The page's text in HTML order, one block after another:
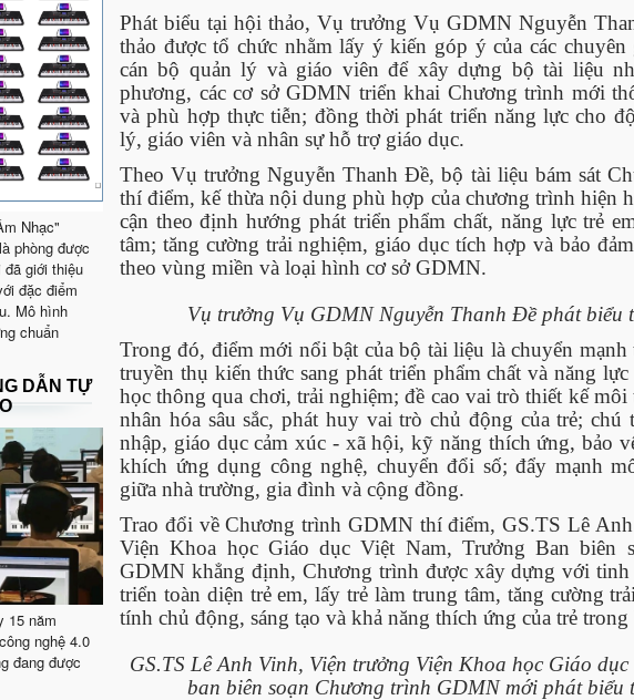
Nhạc"
phòng được
đã giới thiệu
đặc điểm
Mô hình
chuẩn
DẪN TỰ
15 năm
nghệ 4.0
đang được
Phát biểu tại hội thảo, Vụ trưởng Vụ GDMN Nguyễn
thảo được tổ chức nhằm lấy ý kiến góp ý của các chuyên
cán bộ quản lý và giáo viên để xây dựng bộ tài liệu
phương, các cơ sở GDMN triển khai Chương trình mới
và phù hợp thực tiễn; đồng thời phát triển năng lực cho
lý, giáo viên và nhân sự hỗ trợ giáo dục.
Theo Vụ trưởng Nguyễn Thanh Đề, bộ tài liệu bám sát
thí điểm, kế thừa nội dung phù hợp của chương trình hiện
cận theo định hướng phát triển phẩm chất, năng lực trẻ
tâm; tăng cường trải nghiệm, giáo dục tích hợp và bảo
theo vùng miền và loại hình cơ sở GDMN.
Vụ trưởng Vụ GDMN Nguyễn Thanh Đề phát biểu
Trong đó, điểm mới nổi bật của bộ tài liệu là chuyển mạnh
truyền thụ kiến thức sang phát triển phẩm chất và năng
học thông qua chơi, trải nghiệm; đề cao vai trò thiết kế môi
nhân hóa sâu sắc, phát huy vai trò chủ động của trẻ; chú
nhập, giáo dục cảm xúc - xã hội, kỹ năng thích ứng, bảo
khích ứng dụng công nghệ, chuyển đổi số; đẩy mạnh
giữa nhà trường, gia đình và cộng đồng.
Trao đổi về Chương trình GDMN thí điểm, GS.TS Lê
Viện Khoa học Giáo dục Việt Nam, Trưởng Ban biên
GDMN khẳng định, Chương trình được xây dựng với
triển toàn diện trẻ em, lấy trẻ làm trung tâm, tăng cường
tính chủ động, sáng tạo và khả năng thích ứng của trẻ
GS.TS Lê Anh Vinh, Viện trưởng Viện Khoa học Giáo
ban biên soạn Chương trình GDMN mới phát biểu